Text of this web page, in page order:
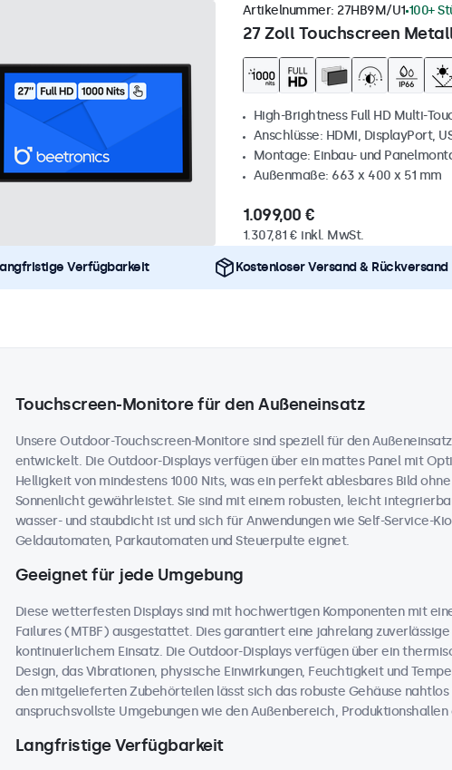
27 Zoll Touchscreen
Artikelnummer: 27HB9M/U1 100+
High-Brightness Full HD Multi-
Anschlüsse: HDMI, DisplayPort,
Montage: Einbau- und
Außenmaße: 663 x 400 x 51 mm
1.099,00 €
1.307,81 € inkl. MwSt.
Verfügbarkeit Kostenloser Versand & Rückversand
Touchscreen-Monitore für den Außeneinsatz
Unsere Outdoor-Touchscreen-Monitore sind speziell für den
entwickelt. Die Outdoor-Displays verfügen über ein mattes Panel mit
Helligkeit von mindestens 1000 Nits, was ein perfekt ablesbares Bild
Sonnenlicht gewährleistet. Sie sind mit einem robusten, leicht
wasser- und staubdicht ist und sich für Anwendungen wie Self-Service-
Geldautomaten, Parkautomaten und Steuerpulte eignet.
Geeignet für jede Umgebung
Diese wetterfesten Displays sind mit hochwertigen Komponenten mit
Failures (MTBF) ausgestattet. Dies garantiert eine jahrelang
kontinuierlichem Einsatz. Die Outdoor-Displays verfügen über ein
Design, das Vibrationen, physische Einwirkungen, Feuchtigkeit und
den mitgelieferten Zubehörteilen lässt sich das robuste Gehäuse
anspruchsvollste Umgebungen wie den Außenbereich,
Langfristige Verfügbarkeit